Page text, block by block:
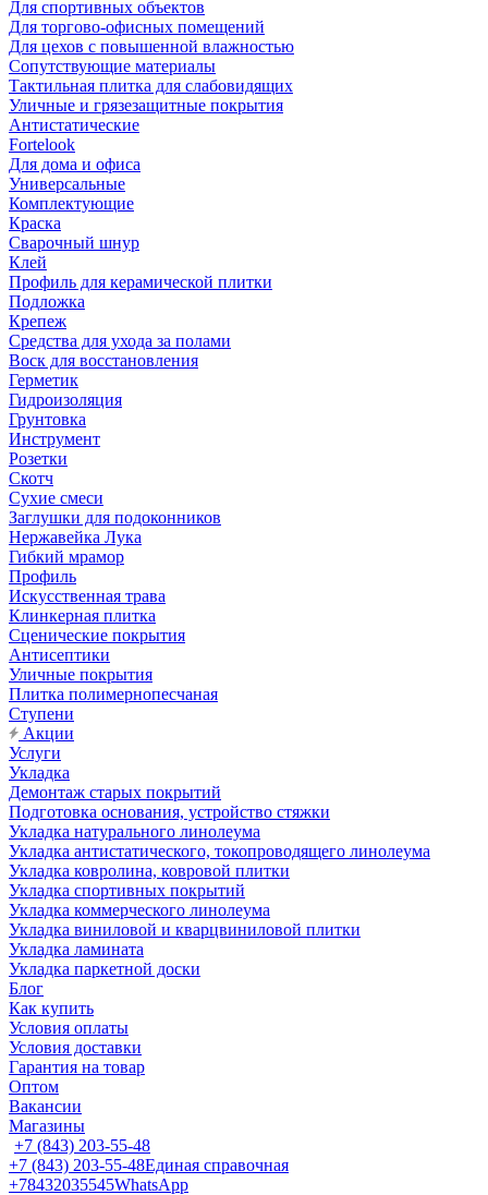
Для спортивных объектов
Для торгово-офисных помещений
Для цехов с повышенной влажностью
Сопутствующие материалы
Тактильная плитка для слабовидящих
Уличные и грязезащитные покрытия
Антистатические
Fortelook
Для дома и офиса
Универсальные
Комплектующие
Краска
Сварочный шнур
Клей
Профиль для керамической плитки
Подложка
Крепеж
Средства для ухода за полами
Воск для восстановления
Герметик
Гидроизоляция
Грунтовка
Инструмент
Розетки
Скотч
Сухие смеси
Заглушки для подоконников
Нержавейка Лука
Гибкий мрамор
Профиль
Искусственная трава
Клинкерная плитка
Сценические покрытия
Антисептики
Уличные покрытия
Плитка полимернопесчаная
Ступени
Акции
Услуги
Укладка
Демонтаж старых покрытий
Подготовка основания, устройство стяжки
Укладка натурального линолеума
Укладка антистатического, токопроводящего линолеума
Укладка ковролина, ковровой плитки
Укладка спортивных покрытий
Укладка коммерческого линолеума
Укладка виниловой и кварцвиниловой плитки
Укладка ламината
Укладка паркетной доски
Блог
Как купить
Условия оплаты
Условия доставки
Гарантия на товар
Оптом
Вакансии
Магазины
+7 (843) 203-55-48
+7 (843) 203-55-48Единая справочная
+78432035545WhatsApp